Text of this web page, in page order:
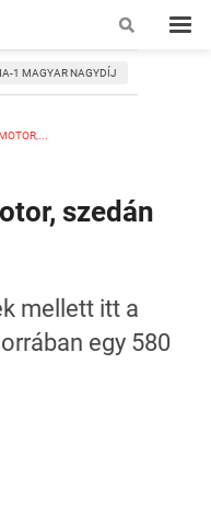
1 MAGYAR NAGYDÍJ
szedán
mellett itt a
egy 580